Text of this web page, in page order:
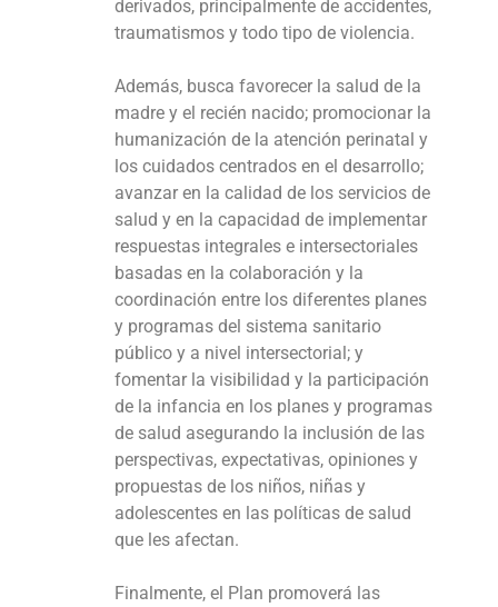
derivados, principalmente de accidentes,
traumatismos y todo tipo de violencia.
Además, busca favorecer la salud de la
madre y el recién nacido; promocionar la
humanización de la atención perinatal y
los cuidados centrados en el desarrollo;
avanzar en la calidad de los servicios de
salud y en la capacidad de implementar
respuestas integrales e intersectoriales
basadas en la colaboración y la
coordinación entre los diferentes planes
y programas del sistema sanitario
público y a nivel intersectorial; y
fomentar la visibilidad y la participación
de la infancia en los planes y programas
de salud asegurando la inclusión de las
perspectivas, expectativas, opiniones y
propuestas de los niños, niñas y
adolescentes en las políticas de salud
que les afectan.
Finalmente, el Plan promoverá las